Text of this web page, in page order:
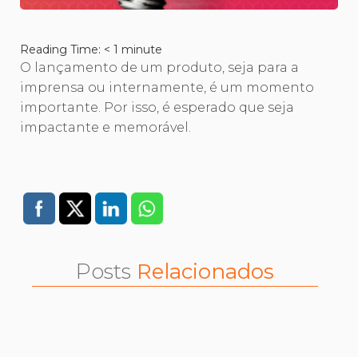
Reading Time: < 1 minute
O lançamento de um produto, seja para a
imprensa ou internamente, é um momento
importante. Por isso, é esperado que seja
impactante e memorável.
Posts Relacionados